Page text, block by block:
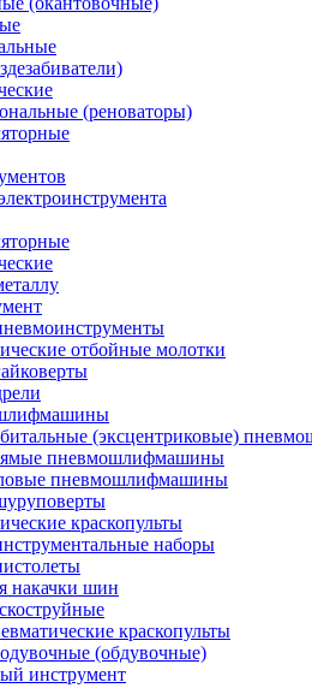
(реноваторы)
отбойные молотки
(эксцентриковые)
пневмошлифмашины
пневмошлифмашины
краскопульты
наборы
накачки шин
краскопульты
(обдувочные)
инструмент